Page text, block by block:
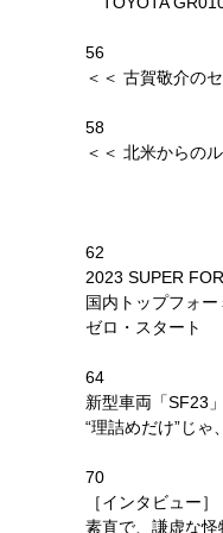
56
＜＜ 古賀敬介の
58
＜＜ 北米からの
62
2023 SUPER
国内トップフォ
ゼロ・スタート
64
新型車両「SF23
“理詰めだけ”じゃ
70
［インタビュー
素直で、謙虚な怪